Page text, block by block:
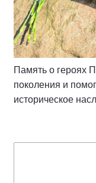
Память о героях
поколения и
историческое